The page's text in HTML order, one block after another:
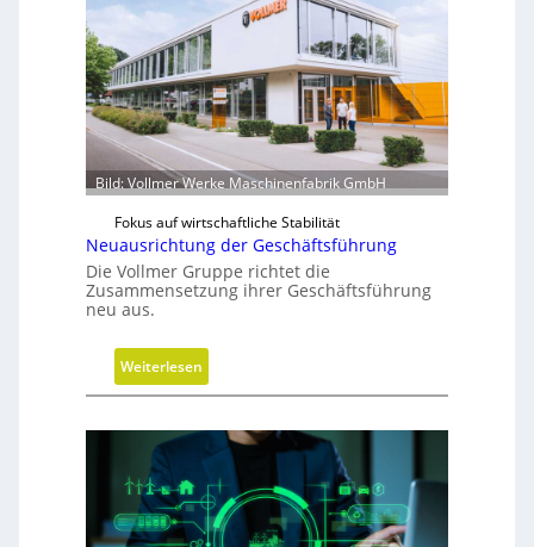
Bild: Vollmer Werke Maschinenfabrik GmbH
Fokus auf wirtschaftliche Stabilität
Neuausrichtung der Geschäftsführung
Die Vollmer Gruppe richtet die
Zusammensetzung ihrer Geschäftsführung
neu aus.
Weiterlesen:
N
a
u
s
r